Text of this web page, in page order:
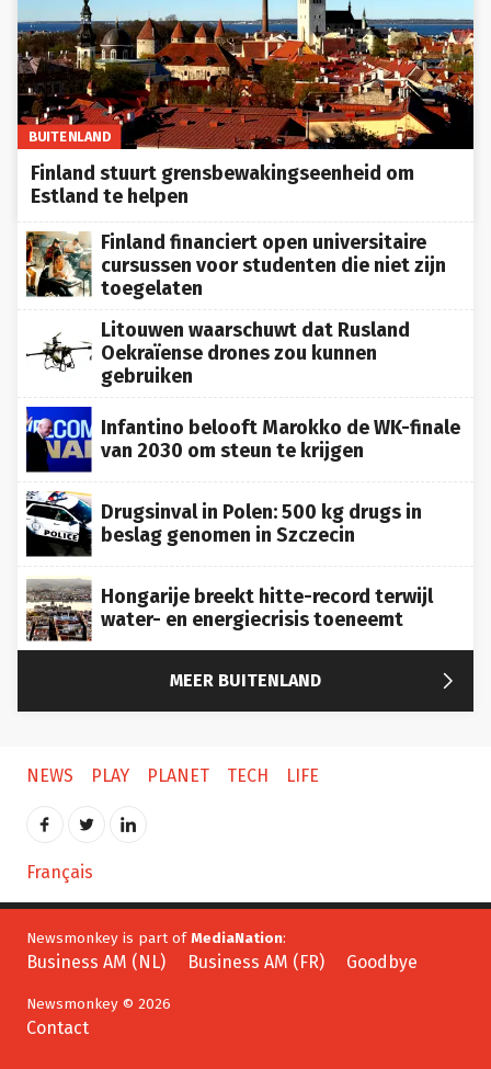
BUITENLAND
Finland stuurt grensbewakingseenheid om
Estland te helpen
Finland financiert open universitaire
cursussen voor studenten die niet zijn
toegelaten
Litouwen waarschuwt dat Rusland
Oekraïense drones zou kunnen
gebruiken
Infantino belooft Marokko de WK-finale
van 2030 om steun te krijgen
Drugsinval in Polen: 500 kg drugs in
beslag genomen in Szczecin
Hongarije breekt hitte-record terwijl
water- en energiecrisis toeneemt
MEER BUITENLAND 
NEWS PLAY PLANET TECH LIFE
Français
Newsmonkey is part ofMediaNation:
Business AM (NL) Business AM (FR) Goodbye
Newsmonkey © 2026
Contact